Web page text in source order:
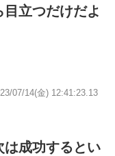
立つだけだよ
07/14(金) 12:41:23.13
は成功するとい